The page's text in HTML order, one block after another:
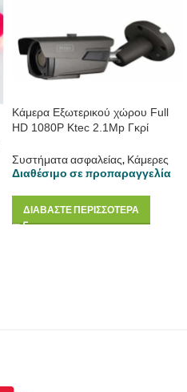
Κάμερα Εξωτερικού χώρου Full
HD 1080P Ktec 2.1Mp Γκρί
Συστήματα ασφαλείας, Κάμερες
Διαθέσιμο σε προπαραγγελία
ΔΙΑΒΑΣΤΕ ΠΕΡΙΣΣΟΤΕΡΑ